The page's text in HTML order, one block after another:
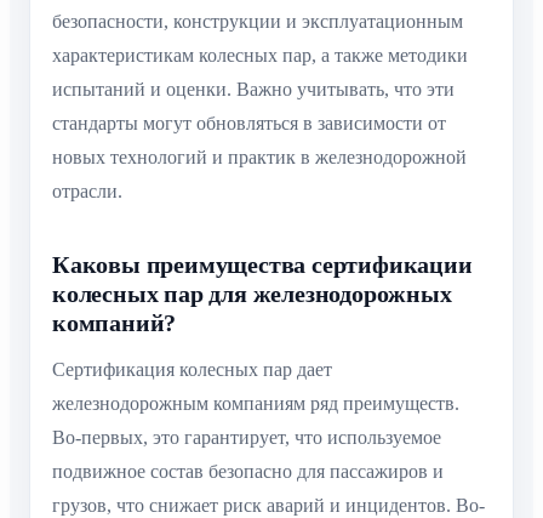
безопасности, конструкции и эксплуатационным
характеристикам колесных пар, а также методики
испытаний и оценки. Важно учитывать, что эти
стандарты могут обновляться в зависимости от
новых технологий и практик в железнодорожной
отрасли.
Каковы преимущества сертификации
колесных пар для железнодорожных
компаний?
Сертификация колесных пар дает
железнодорожным компаниям ряд преимуществ.
Во-первых, это гарантирует, что используемое
подвижное состав безопасно для пассажиров и
грузов, что снижает риск аварий и инцидентов. Во-